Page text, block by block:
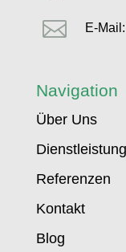
 E-
Navigation
Über Uns
Dienstleistung
Referenzen
Kontakt
Blog